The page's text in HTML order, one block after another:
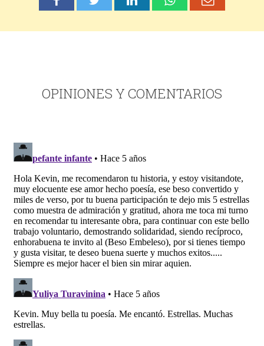
OPINIONES Y COMENTARIOS